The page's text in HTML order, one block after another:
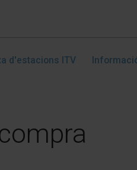
d'estacions ITV